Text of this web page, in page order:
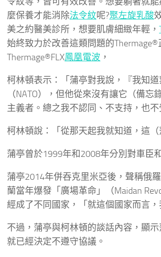
麼保養才能消除法令紋呢?聚左旋乳酸
美之約醫美診所，想要肌膚細緻年輕，
始終致力於改善這類問題的Thermage®
Thermage®FLX鳳凰電波 ，
柯林頓表示：「蒲亭對我說，『我知
（NATO），但他從來沒有讓它（備
主義者。總之我不認同、不支持，也不
柯林頓說：「從那天起我就知道，這（
蒲亭曾於1999年和2008年分別對車臣
蒲亭2014年併吞克里米亞後，聲稱俄
蘭當年爆發「廣場革命」（Maidan
經成了不同國家，「就這個國家而言
不過，蒲亭與柯林頓的談話內容，顯
就已經決定不遵守協議。